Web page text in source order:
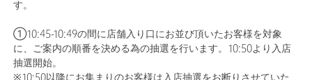
す。
①10:45-10:49の間に店舗入り口にお並び頂いたお客様を対象
に、ご案内の順番を決める為の抽選を行います。10:50より入店
抽選開始。